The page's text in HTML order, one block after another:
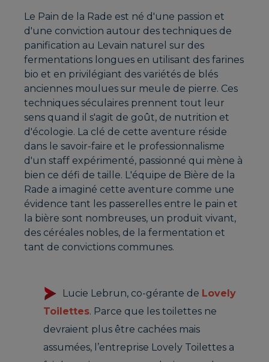
Le Pain de la Rade est né d'une passion et
d'une conviction autour des techniques de
panification au Levain naturel sur des
fermentations longues en utilisant des farines
bio et en privilégiant des variétés de blés
anciennes moulues sur meule de pierre. Ces
techniques séculaires prennent tout leur
sens quand il s'agit de goût, de nutrition et
d'écologie. La clé de cette aventure réside
dans le savoir-faire et le professionnalisme
d'un staff expérimenté, passionné qui mène à
bien ce défi de taille. L'équipe de Bière de la
Rade a imaginé cette aventure comme une
évidence tant les passerelles entre le pain et
la bière sont nombreuses, un produit vivant,
des céréales nobles, de la fermentation et
tant de convictions communes.
Lucie Lebrun, co-gérante de Lovely
Toilettes. Parce que les toilettes ne
devraient plus être cachées mais
assumées, l’entreprise Lovely Toilettes a